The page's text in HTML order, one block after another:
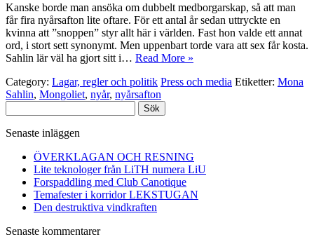
Kanske borde man ansöka om dubbelt medborgarskap, så att man
får fira nyårsafton lite oftare. För ett antal år sedan uttryckte en
kvinna att ”snoppen” styr allt här i världen. Fast hon valde ett annat
ord, i stort sett synonymt. Men uppenbart torde vara att sex får kosta.
Sahlin lär väl ha gjort sitt i… Read More »
Category: Lagar, regler och politik Press och media Etiketter: Mona
Sahlin, Mongoliet, nyår, nyårsafton
efter:
Senaste inläggen
ÖVERKLAGAN OCH RESNING
Lite teknologer från LiTH numera LiU
Forspaddling med Club Canotique
Temafester i korridor LEKSTUGAN
Den destruktiva vindkraften
Senaste kommentarer